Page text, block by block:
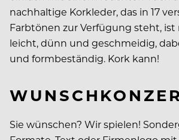
nachhaltige Korkleder, das in 17
Farbtönen zur Verfügung steht, ist
leicht, dünn und geschmeidig,
und formbeständig. Kork kann!
Sie wünschen? Wir spielen!